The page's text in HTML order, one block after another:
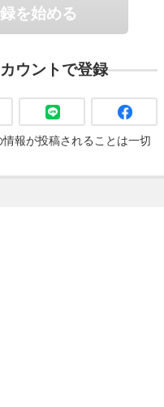
を始める
ウントで登録
報が投稿されることは一切